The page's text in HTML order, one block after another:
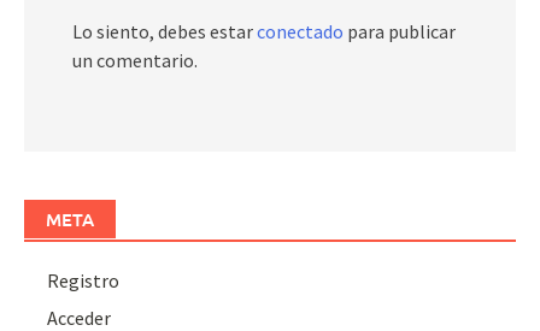
Lo siento, debes estarconectado para publicar
un comentario.
META
Registro
Acceder